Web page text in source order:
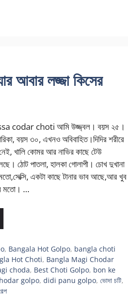
লজ্জা কিসের
codar choti আমি উজ্জ্বল। বয়স ২৫।
বয়স ৩০, এখনও অবিবাহিত।দিদির শরীরে
খালি কোমর আর নাভির কাছে টেউ
ঠোট পাতলা, হালকা গোলাপী। চোখ দুখানা
একটা কাছে টানার ভাব আছে,আর খুব
মতো। …
, Bangala Hot Golpo, bangla choti
Hot Choti, Bangla Magi Chodar
choda, Best Choti Golpo, bon ke
golpo, didi panu golpo, ভোদা চটি,